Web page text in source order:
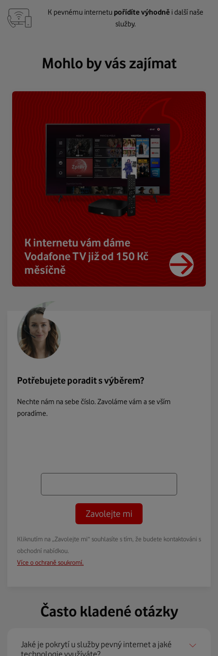
K pevnému internetu pořídíte výhodně i další naše
služby.
Mohlo by vás zajímat
K internetu vám dáme
Vodafone TV již od 150 Kč
měsíčně
Potřebujete poradit s výběrem?
Nechte nám na sebe číslo. Zavoláme vám a se vším
poradíme.
Zavolejte mi
Kliknutím na „Zavolejte mi“ souhlasíte s tím, že budete kontaktováni s
obchodní nabídkou.
Více o ochraně soukromí.
Často kladené otázky
Jaké je pokrytí u služby pevný internet a jaké
technologie využíváte?